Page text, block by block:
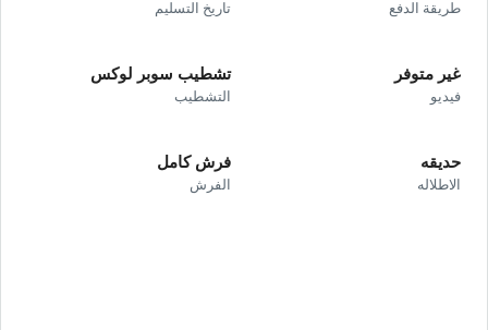
طريقة الدفع تاريخ التسليم
غير متوفر
فيديو
تشطيب سوبر لوكس
التشطيب
حديقه
الاطلاله
فرش كامل
الفرش